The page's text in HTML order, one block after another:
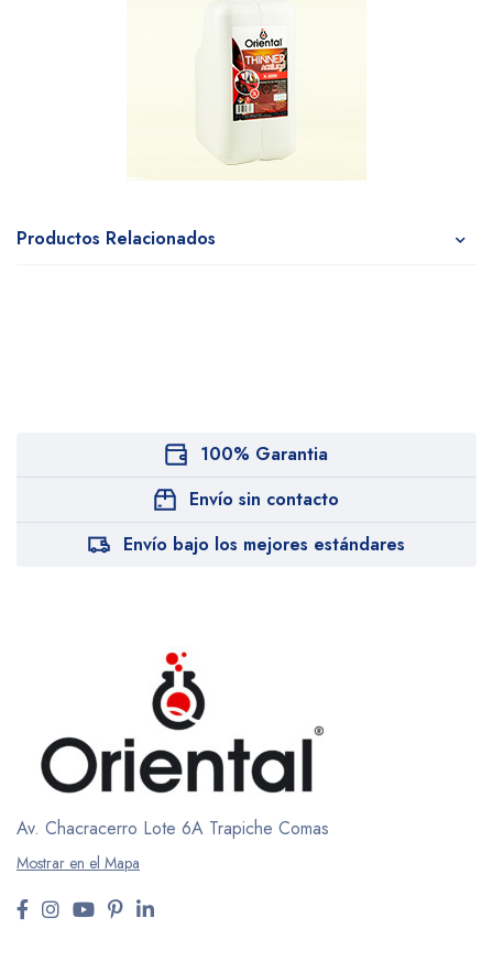
Productos Relacionados
100% Garantia
Envío sin contacto
Envío bajo los mejores estándares
Av. Chacracerro Lote 6A Trapiche Comas
Mostrar en el Mapa